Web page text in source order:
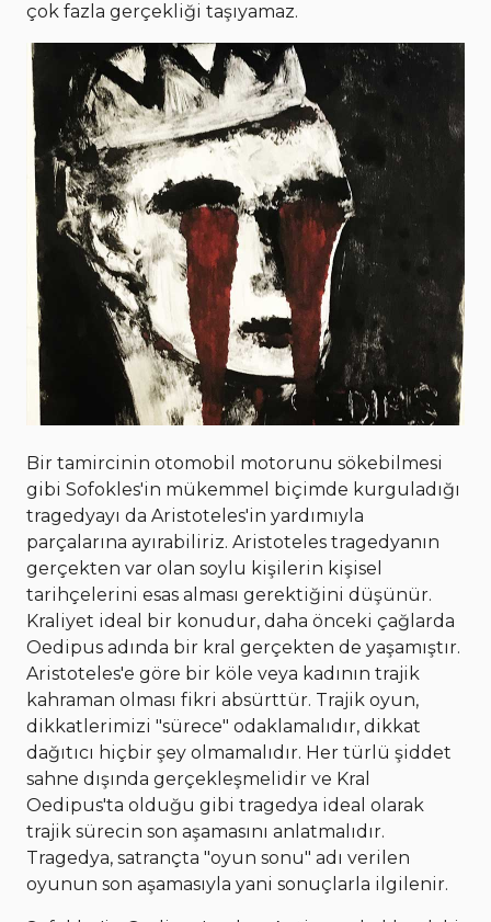
çok fazla gerçekliği taşıyamaz.
Bir tamircinin otomobil motorunu sökebilmesi
gibi Sofokles'in mükemmel biçimde kurguladığı
tragedyayı da Aristoteles'in yardımıyla
parçalarına ayırabiliriz. Aristoteles tragedyanın
gerçekten var olan soylu kişilerin kişisel
tarihçelerini esas alması gerektiğini düşünür.
Kraliyet ideal bir konudur, daha önceki çağlarda
Oedipus adında bir kral gerçekten de yaşamıştır.
Aristoteles'e göre bir köle veya kadının trajik
kahraman olması fikri absürttür. Trajik oyun,
dikkatlerimizi "sürece" odaklamalıdır, dikkat
dağıtıcı hiçbir şey olmamalıdır. Her türlü şiddet
sahne dışında gerçekleşmelidir ve Kral
Oedipus'ta olduğu gibi tragedya ideal olarak
trajik sürecin son aşamasını anlatmalıdır.
Tragedya, satrançta "oyun sonu" adı verilen
oyunun son aşamasıyla yani sonuçlarla ilgilenir.